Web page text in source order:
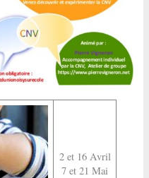
2 et 16 Avril
7 et 21 Mai